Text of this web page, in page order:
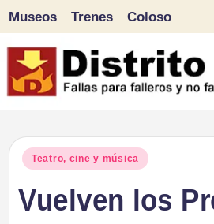
Saltar
al
Museos Trenes Coloso
Publicado
Teatro, cine y música
Vuelven los